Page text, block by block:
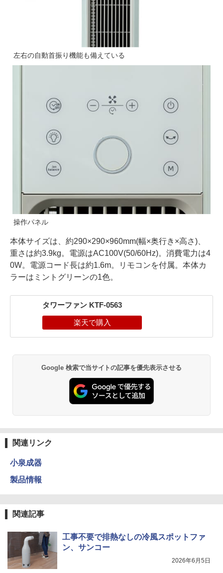
左右の自動首振り機能も備えている
操作パネル
本体サイズは、約290×290×960mm(幅×奥行き×高さ)、
重さは約3.9kg。電源はAC100V(50/60Hz)。消費電力は4
0W。電源コード長は約1.6m。リモコンを付属。本体カ
ラーはミントグリーンの1色。
タワーファン KTF-0563
Google 検索で当サイトの記事を優先表示させる
関連リンク
小泉成器
製品情報
関連記事
工事不要で排熱なしの冷風スポットファ
ン、サンコー
2026年6月5日